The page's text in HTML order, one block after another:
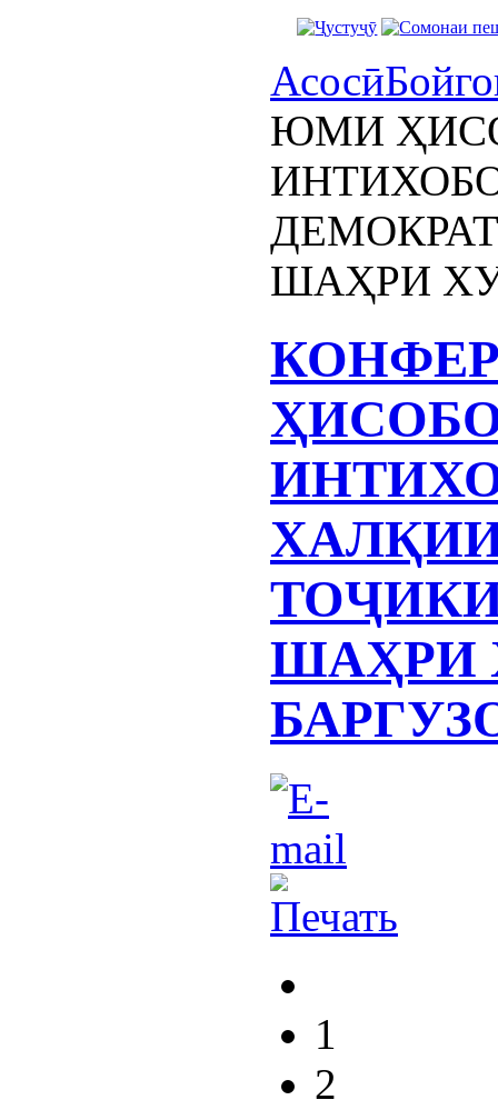
Асосӣ
ЮМИ
ШАҲРИ
ШАҲРИ
1
2